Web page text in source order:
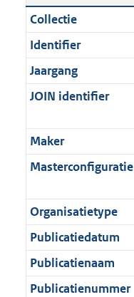
c
a
t
i
e
n
f
o
m
a
a
t
t
e
:
2
3
K
b
i
c
a
t
i
i
n
f
r
m
a
a
t
t
t
e
:
o
b
e
k
n
d
Collectie
Identifier
Jaargang
JOIN identifier
Maker
Masterconfiguratie
Organisatietype
Publicatiedatum
Publicatienaam
Publicatienummer